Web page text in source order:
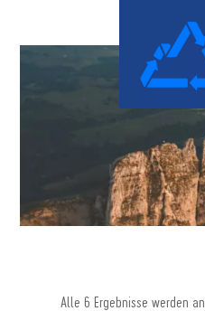
Alle 6 Ergebnisse werden